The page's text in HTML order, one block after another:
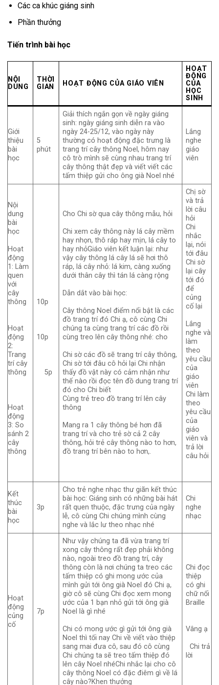
Các ca khúc giáng sinh
Phần thưởng
Tiến trình bài học
NỘI
DUNG
THỜI
GIAN
HOẠT ĐỘNG CỦA GIÁO VIÊN
HOẠT
ĐỘNG
CỦA
HỌC
SINH
Giới
thiệu
bài
học
5
phút
Giải thích ngắn gọn về ngày giáng
sinh: ngày giáng sinh diễn ra vào
ngày 24-25/12, vào ngày này
thường có hoạt động đặc trưng là
trang trí cây thông Noel, hôm nay
cô trò mình sẽ cùng nhau trang trí
cây thông thật đẹp và viết viết các
tấm thiệp gửi cho ông già Noel nhé
Lắng
nghe
giáo
viên
Nội
dung
bài
học
Hoạt
động
1: Làm
quen
với
cây
thông
Hoạt
động
2:
Trang
trí cây
thông
Hoạt
động
3: So
sánh 2
cây
thông
10p
10p
5p
Cho Chi sờ qua cây thông mẫu, hỏi
Chi xem cây thông này lá cây mềm
hay nhọn, thô ráp hay mịn, lá cây to
hay nhỏGiáo viên kết luận lại: như
vậy cây thông lá cây lá sẽ hơi thô
ráp, lá cây nhỏ: lá kim, càng xuống
dưới thân cây thì tán lá càng rộng
Dẫn dắt vào bài học:
Cây thông Noel điểm nổi bật là các
đồ trang trí đó Chi ạ, cô cùng Chi
chúng ta cùng trang trí các đồ rồi
cùng treo lên cây thông nhé: cho
Chi sờ các đồ sẽ trang trí cây thông,
Chi sờ tới đâu cô hỏi lại Chi nhận
thấy đồ vật này có cảm nhận như
thế nào rồi đọc tên đồ dung trang trí
đó cho Chi biết
Cùng trẻ treo đồ trang trí lên cây
thông
Mang ra 1 cây thông bé hơn đã
trang trí và cho trẻ sờ cả 2 cây
thông, hỏi trẻ cây thông nào to hơn,
đồ trang trí bên nào to hơn,.
Chị sờ
và trả
lời câu
hỏi
Chi
nhắc
lại, nói
tới đâu
Chi sờ
lại cây
tới đó
để
củng
cố lại
Lắng
nghe và
làm
theo
yêu cầu
của
giáo
viên
Chi làm
theo
yêu cầu
của
giáo
viên và
trả lời
câu hỏi
Kết
thúc
bài
học
3p
Cho trẻ nghe nhạc thư giãn kết thúc
bài học: Giáng sinh có những bài hát
rất quen thuộc, đặc trưng của ngày
lễ, cô cùng Chi chúng mình cùng
nghe và lắc lư theo nhạc nhé
Chi
nghe
nhạc
Hoạt
động
củng
cố
7p
Như vậy chúng ta đã vừa trang trí
xong cây thông rất đẹp phải không
nào, ngoài treo đồ trang trí, cây
thông còn là nơi chúng ta treo các
tấm thiệp có ghi mong ước của
mình gửi tới ông già Noel đó Chi ạ,
giờ cô sẽ cùng Chi đọc xem mong
ước của 1 bạn nhỏ gửi tới ông già
Noel là gì nhé
Chi có mong ước gì gửi tới ông già
Noel thì tối nay Chi về viết vào thiệp
sang mai đưa cô, sau đó cô cùng
Chi chúng ta sẽ treo tấm thiệp đó
lên cây Noel nhéChi nhắc lại cho cô
cây thông Noel có đặc điêm gì về lá
cây nào?Khen thưởng
Chi đọc
thiệp
có ghi
chữ nổi
Braille
Vâng ạ
Chi trả
lời